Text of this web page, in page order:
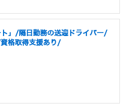
ト」/隔日勤務の送迎ドライバー/
格取得支援あり/